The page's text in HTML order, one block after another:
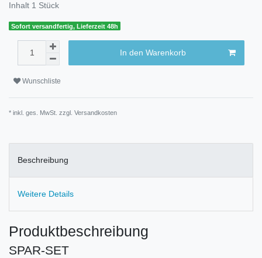
Inhalt 1 Stück
Sofort versandfertig, Lieferzeit 48h
In den Warenkorb
Wunschliste
* inkl. ges. MwSt. zzgl. Versandkosten
Beschreibung
Weitere Details
Produktbeschreibung
SPAR-SET